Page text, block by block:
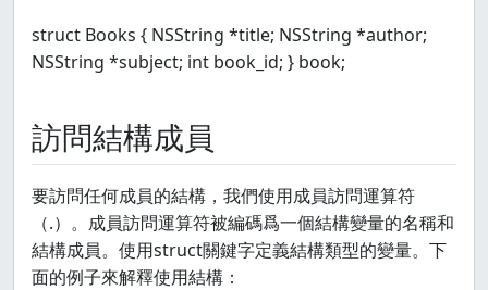
struct Books { NSString *title; NSString *author;
NSString *subject; int book_id; } book;
訪問結構成員
要訪問任何成員的結構，我們使用成員訪問運算符
（.）。成員訪問運算符被編碼爲一個結構變量的名稱和
結構成員。使用struct關鍵字定義結構類型的變量。下
面的例子來解釋使用結構：